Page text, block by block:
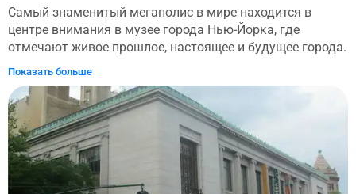
Самый знаменитый мегаполис в мире находится в
центре внимания в музее города Нью-Йорка, где
отмечают живое прошлое, настоящее и будущее города.
Узнайте о его знаменитых жителях, таких как Jay-Z,
Уолт Уитмен и Дж.П. Морган, и откройте для себя
истории инноваций и борьбы, которые являются частью
концепции Big Apple. Как вы относитесь к видению
поколений иммигрантов, политиков, магнатов,
мечтателей, строителей и простых жителей Нью-Йорка?
Показать больше